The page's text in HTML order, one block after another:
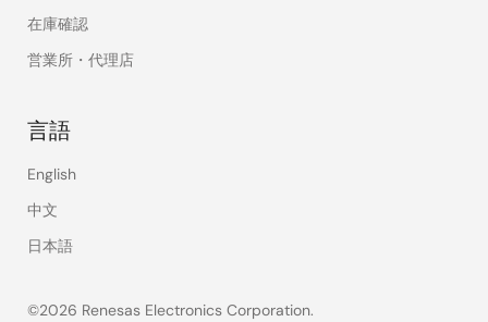
在庫確認
営業所・代理店
言語
English
中文
日本語
©2026 Renesas Electronics Corporation.